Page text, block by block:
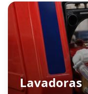
Lavadoras